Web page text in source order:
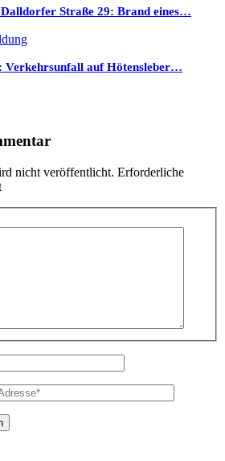
Straße 29: Brand eines…
Verkehrsunfall auf Hötensleber…
nicht veröffentlicht. Erforderliche